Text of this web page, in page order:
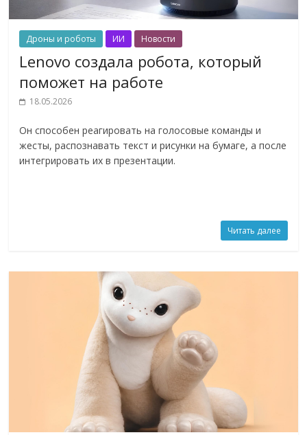
Дроны и роботы ИИ Новости
Lenovo создала робота, который
поможет на работе
18.05.2026
Он способен реагировать на голосовые команды и
жесты, распознавать текст и рисунки на бумаге, а после
интегрировать их в презентации.
Читать далее